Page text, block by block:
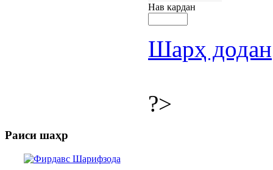
Нав кардан
Шарҳ додан
?>
Раиси шаҳр